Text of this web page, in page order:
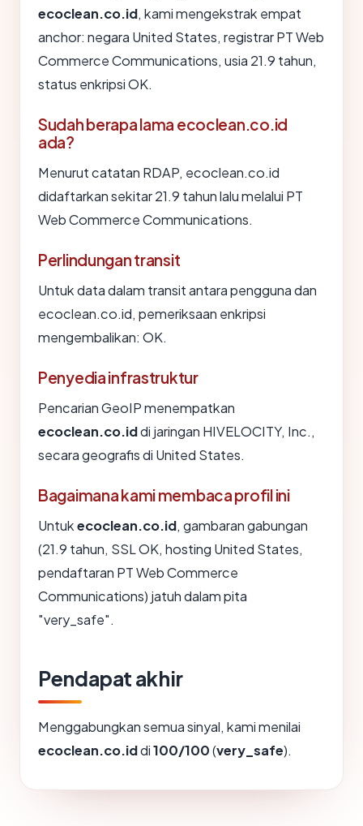
ecoclean.co.id, kami mengekstrak empat
anchor: negara United States, registrar PT Web
Commerce Communications, usia 21.9 tahun,
status enkripsi OK.
Sudah berapa lama ecoclean.co.id
ada?
Menurut catatan RDAP, ecoclean.co.id
didaftarkan sekitar 21.9 tahun lalu melalui PT
Web Commerce Communications.
Perlindungan transit
Untuk data dalam transit antara pengguna dan
ecoclean.co.id, pemeriksaan enkripsi
mengembalikan: OK.
Penyedia infrastruktur
Pencarian GeoIP menempatkan
ecoclean.co.iddi jaringan HIVELOCITY, Inc.,
secara geografis di United States.
Bagaimana kami membaca profil ini
Untukecoclean.co.id, gambaran gabungan
(21.9 tahun, SSL OK, hosting United States,
pendaftaran PT Web Commerce
Communications) jatuh dalam pita
"very_safe".
Pendapat akhir
Menggabungkan semua sinyal, kami menilai
ecoclean.co.iddi100/100(very_safe).